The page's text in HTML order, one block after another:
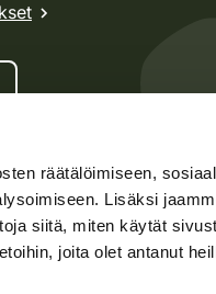
räätälöimiseen,
Lisäksi
siitä, miten käytät
joita olet antanut